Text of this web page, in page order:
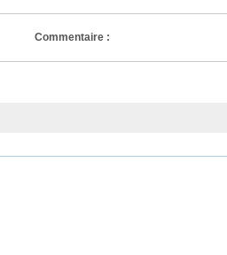
Commentaire :